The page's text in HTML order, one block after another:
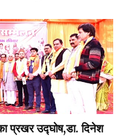
प्रखर उद्घोष,डा. दिनेश